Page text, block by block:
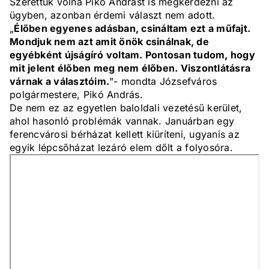
ügyben, azonban érdemi választ nem adott.
„Élőben egyenes adásban, csináltam ezt a műfajt.
Mondjuk nem azt amit önök csinálnak, de
egyébként újságíró voltam. Pontosan tudom, hogy
mit jelent élőben meg nem élőben. Viszontlátásra
várnak a választóim."- mondta Józsefváros
polgármestere, Pikó András.
De nem ez az egyetlen baloldali vezetésű kerület,
ahol hasonló problémák vannak. Januárban egy
ferencvárosi bérházat kellett kiüríteni, ugyanis az
egyik lépcsőházat lezáró elem dőlt a folyosóra.